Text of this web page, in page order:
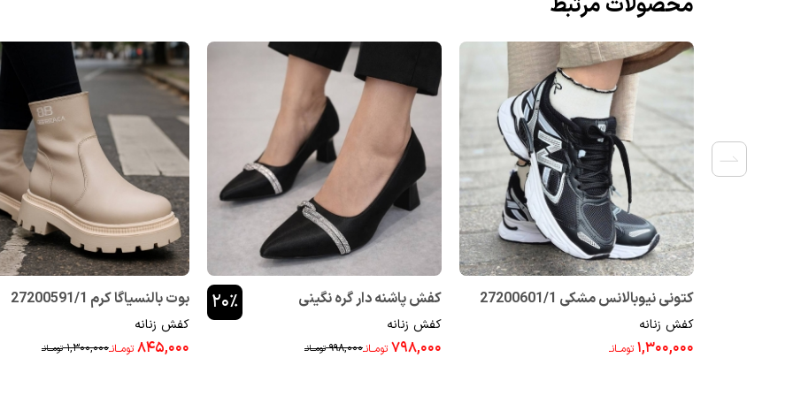
کتونی نیوبالانس مشکی 27200601/1
کفش زنانه
۱,۳۰۰,۰۰۰ تومــانـ
کفش پاشنه دار گره نگینی
33300437/1
کفش زنانه
۹۹۸,۰۰۰ تومــانـ ۷۹۸,۰۰۰ تومــانـ
۲۰٪ بوت بالنسیاگا کرم 27200591/1
کفش زنانه
۱,۳۰۰,۰۰۰ تومــانـ ۸۴۵,۰۰۰ تومــانـ